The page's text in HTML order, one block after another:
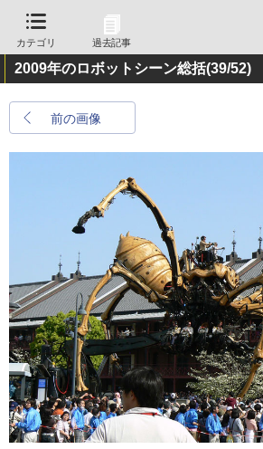
カテゴリ 過去記事
2009年のロボットシーン総括(39/52)
前の画像